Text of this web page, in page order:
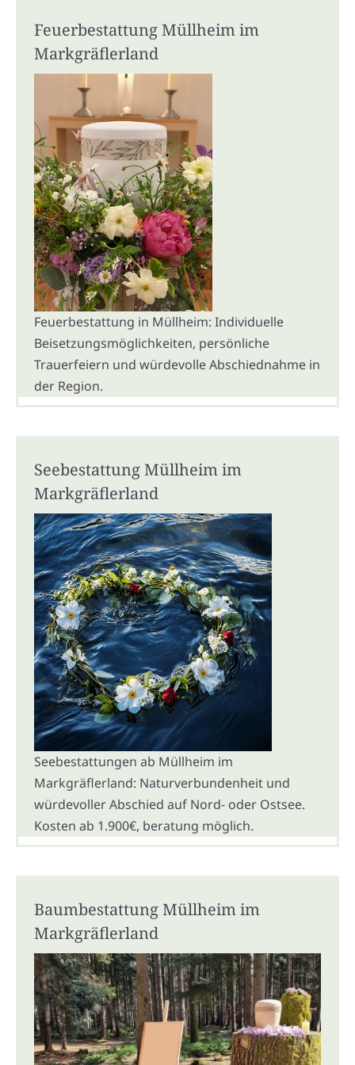
Feuerbestattung Müllheim im
Markgräflerland
Feuerbestattung in Müllheim: Individuelle
Beisetzungsmöglichkeiten, persönliche
Trauerfeiern und würdevolle Abschiednahme in
der Region.
Seebestattung Müllheim im
Markgräflerland
Seebestattungen ab Müllheim im
Markgräflerland: Naturverbundenheit und
würdevoller Abschied auf Nord- oder Ostsee.
Kosten ab 1.900€, beratung möglich.
Baumbestattung Müllheim im
Markgräflerland